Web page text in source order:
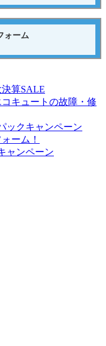
ォーム
算SALE
キュートの故障・修
ックキャンペーン
ーム！
ャンペーン